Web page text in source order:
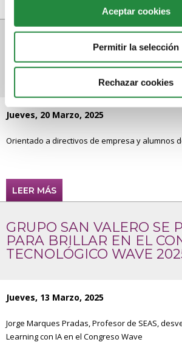
Aceptar cookies
Permitir la selección
Rechazar cookies
ARRANCA EL CICLO «EL
POP ROCK EN ARAGÓN»
EDIFICIO GRUPO SAN
Jueves, 20 Marzo, 2025
Orientado a directivos de empresa y alumnos
LEER MÁS
GRUPO SAN VALERO SE
PARA BRILLAR EN EL
TECNOLÓGICO WAVE
Jueves, 13 Marzo, 2025
Jorge Marques Pradas, Profesor de SEAS,
Learning con IA en el Congreso Wave